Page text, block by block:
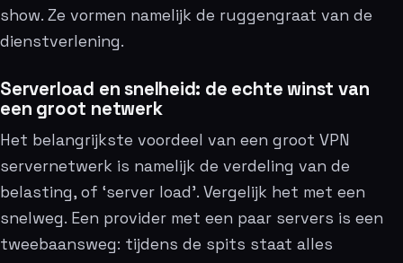
show. Ze vormen namelijk de ruggengraat van de
dienstverlening.
Serverload en snelheid: de echte winst van
een groot netwerk
Het belangrijkste voordeel van een groot VPN
servernetwerk is namelijk de verdeling van de
belasting, of ‘server load’. Vergelijk het met een
snelweg. Een provider met een paar servers is een
tweebaansweg: tijdens de spits staat alles